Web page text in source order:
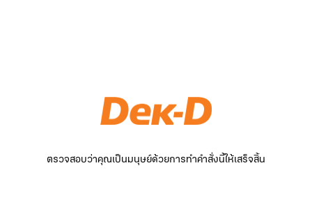
ตรวจสอบว่าคุณเป็นมนุษย์ด้วยการทำคำสั่งนี้ให้เสร็จสิ้น